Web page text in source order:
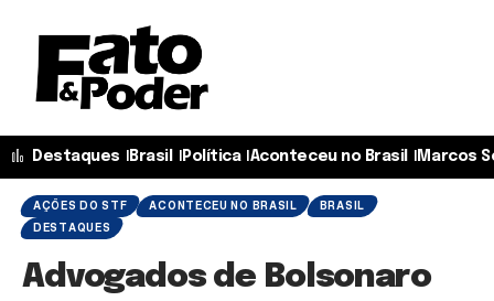
Destaques Brasil Política Aconteceu no Brasil Marcos
AÇÕES DO STF ACONTECEU NO BRASIL
BRASIL
DESTAQUES
Advogados de Bolsonaro